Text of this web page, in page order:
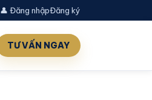
👤 Đăng nhậpĐăng ký
TƯ VẤN NGAY